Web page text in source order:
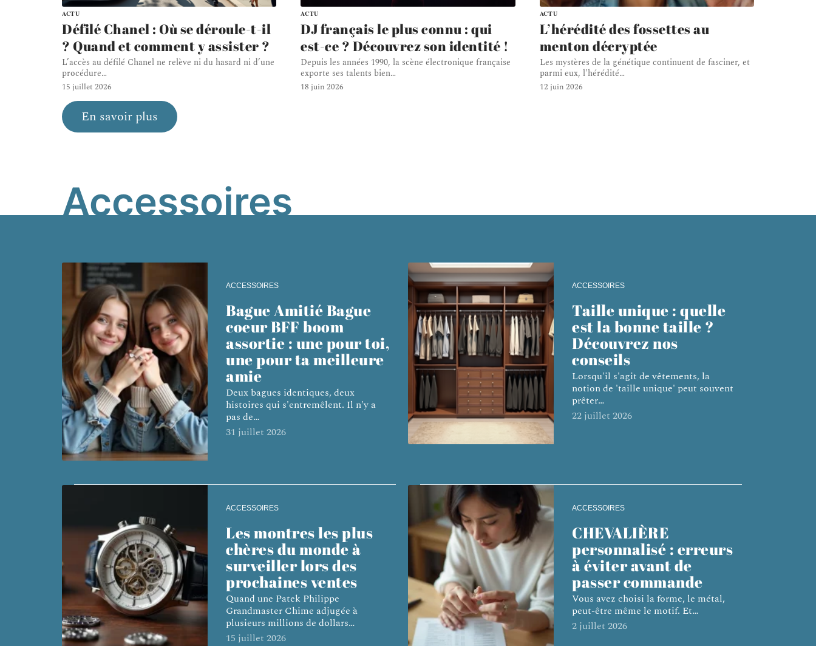
ACTU
Défilé Chanel : Où se déroule-t-il
? Quand et comment y assister ?
L’accès au défilé Chanel ne relève ni du hasard ni d’une
procédure…
15 juillet 2026
ACTU
DJ français le plus connu : qui
est-ce ? Découvrez son identité !
Depuis les années 1990, la scène électronique française
exporte ses talents bien…
18 juin 2026
ACTU
L’hérédité des fossettes au
menton décryptée
Les mystères de la génétique continuent de fasciner, et
parmi eux, l'hérédité…
12 juin 2026
En savoir plus
Accessoires
ACCESSOIRES
Bague Amitié Bague
coeur BFF boom
assortie : une pour toi,
une pour ta meilleure
amie
Deux bagues identiques, deux
histoires qui s'entremêlent. Il n'y a
pas de…
31 juillet 2026
ACCESSOIRES
Taille unique : quelle
est la bonne taille ?
Découvrez nos
conseils
Lorsqu'il s'agit de vêtements, la
notion de 'taille unique' peut souvent
prêter…
22 juillet 2026
ACCESSOIRES
Les montres les plus
chères du monde à
surveiller lors des
prochaines ventes
Quand une Patek Philippe
Grandmaster Chime adjugée à
plusieurs millions de dollars…
15 juillet 2026
ACCESSOIRES
CHEVALIÈRE
personnalisé : erreurs
à éviter avant de
passer commande
Vous avez choisi la forme, le métal,
peut-être même le motif. Et…
2 juillet 2026